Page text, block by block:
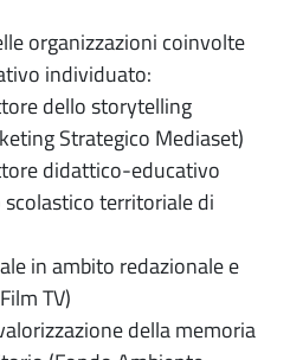
organizzazioni coinvolte
individuato:
dello storytelling
Strategico Mediaset)
didattico-educativo
territoriale di
in ambito redazionale e
TV)
della memoria